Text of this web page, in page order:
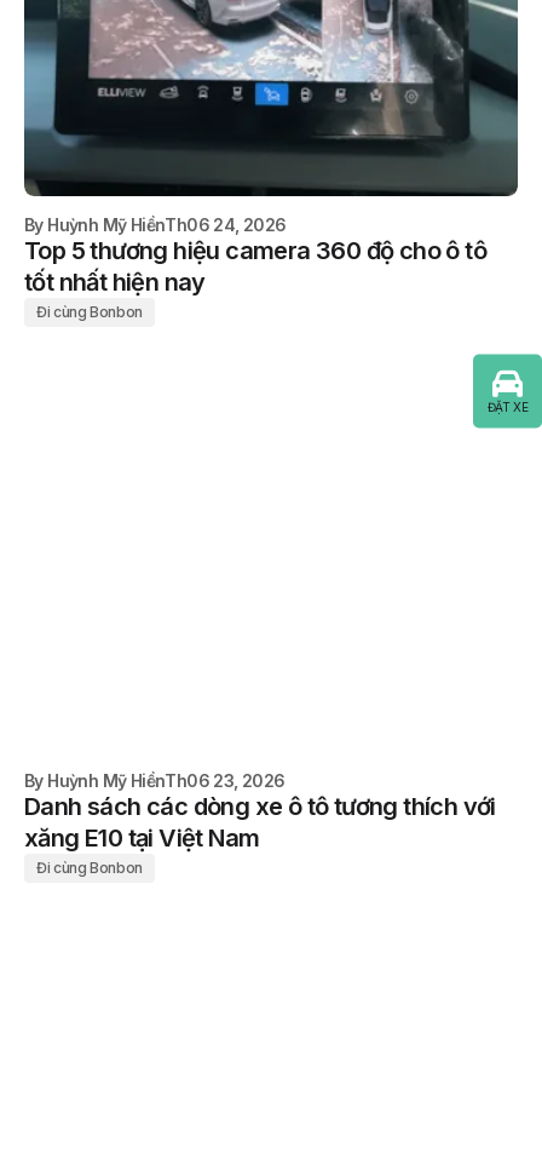
By Huỳnh Mỹ HiềnTh06 24, 2026
Top 5 thương hiệu camera 360 độ cho ô tô
tốt nhất hiện nay
Đi cùng Bonbon
By Huỳnh Mỹ HiềnTh06 23, 2026
Danh sách các dòng xe ô tô tương thích với
xăng E10 tại Việt Nam
Đi cùng Bonbon
ĐẶT XE